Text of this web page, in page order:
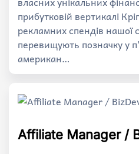
прибутковій вертикалі
рекламних спендів нашої
перевищують позначку у
американ…
Affiliate Manager /